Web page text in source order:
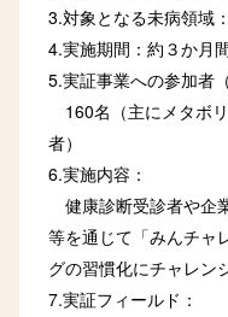
3.対象となる未病領域
4.実施期間：約３か月
5.実証事業への参加者
160名（主にメタボ
者）
6.実施内容：
健康診断受診者や企
等を通じて「みんチャ
グの習慣化にチャレン
7.実証フィールド：